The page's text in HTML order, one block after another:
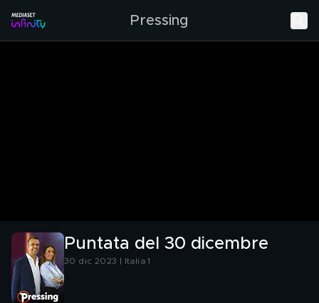
Pressing
Puntata del 30 dicembre
30 dic 2023 | Italia 1